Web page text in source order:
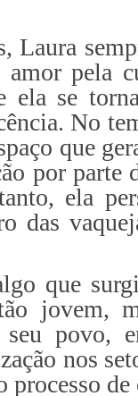
Laura
amor pela
se
No
que
por parte
ela
das
que
jovem,
povo,
nos
processo